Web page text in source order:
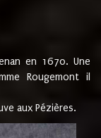
en 1670. Une
Rougemont il
aux Pézières.